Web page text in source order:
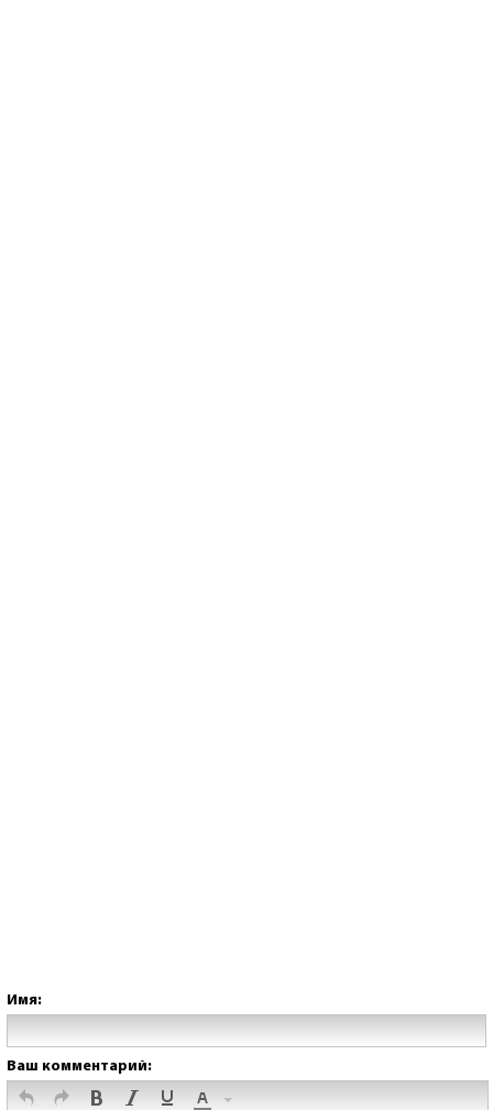
Имя:
Ваш комментарий: